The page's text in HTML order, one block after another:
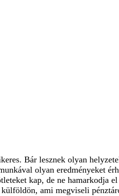
Bár lesznek olyan
olyan eredményeket
kap, de ne hamarkodja
ami megviseli